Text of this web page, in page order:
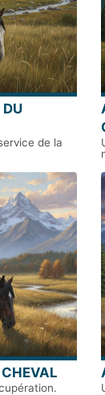
de la
CHEVAL